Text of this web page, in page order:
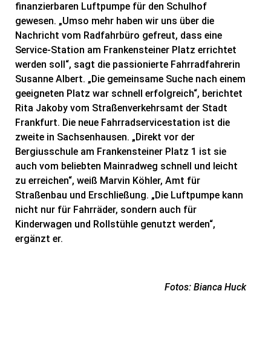
finanzierbaren Luftpumpe für den Schulhof
gewesen. „Umso mehr haben wir uns über die
Nachricht vom Radfahrbüro gefreut, dass eine
Service-Station am Frankensteiner Platz errichtet
werden soll“, sagt die passionierte Fahrradfahrerin
Susanne Albert. „Die gemeinsame Suche nach einem
geeigneten Platz war schnell erfolgreich“, berichtet
Rita Jakoby vom Straßenverkehrsamt der Stadt
Frankfurt. Die neue Fahrradservicestation ist die
zweite in Sachsenhausen. „Direkt vor der
Bergiusschule am Frankensteiner Platz 1 ist sie
auch vom beliebten Mainradweg schnell und leicht
zu erreichen“, weiß Marvin Köhler, Amt für
Straßenbau und Erschließung. „Die Luftpumpe kann
nicht nur für Fahrräder, sondern auch für
Kinderwagen und Rollstühle genutzt werden“,
ergänzt er.
Fotos: Bianca Huck